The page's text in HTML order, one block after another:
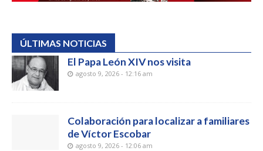
ÚLTIMAS NOTICIAS
El Papa León XIV nos visita
agosto 9, 2026 - 12:16 am
Colaboración para localizar a familiares
de Víctor Escobar
agosto 9, 2026 - 12:06 am